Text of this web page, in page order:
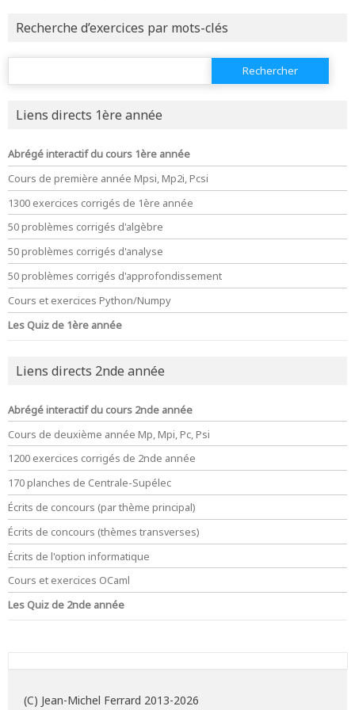
Recherche d’exercices par mots-clés
Rechercher :
Liens directs 1ère année
Abrégé interactif du cours 1ère année
Cours de première année Mpsi, Mp2i, Pcsi
1300 exercices corrigés de 1ère année
50 problèmes corrigés d'algèbre
50 problèmes corrigés d'analyse
50 problèmes corrigés d'approfondissement
Cours et exercices Python/Numpy
Les Quiz de 1ère année
Liens directs 2nde année
Abrégé interactif du cours 2nde année
Cours de deuxième année Mp, Mpi, Pc, Psi
1200 exercices corrigés de 2nde année
170 planches de Centrale-Supélec
Écrits de concours (par thème principal)
Écrits de concours (thèmes transverses)
Écrits de l'option informatique
Cours et exercices OCaml
Les Quiz de 2nde année
(C) Jean-Michel Ferrard 2013-2026